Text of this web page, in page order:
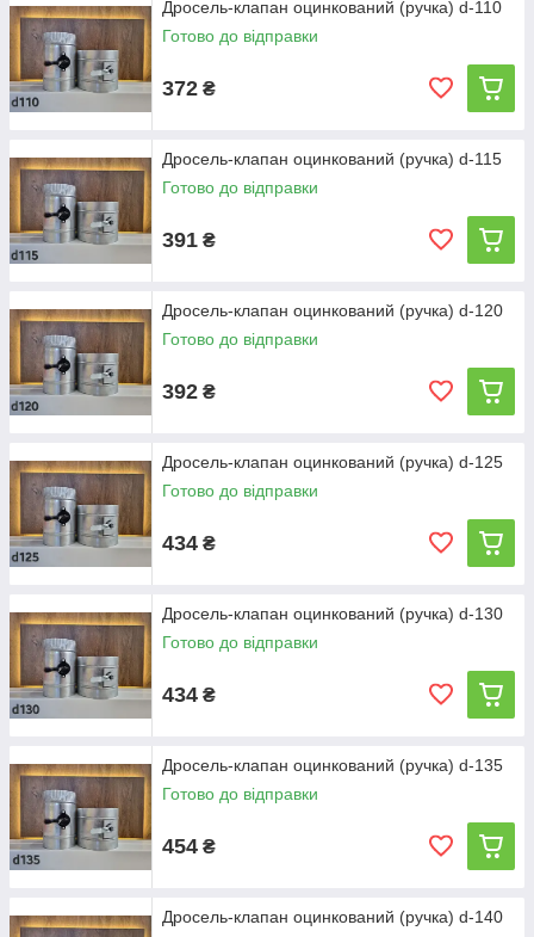
Дросель-клапан оцинкований (ручка) d-110
Готово до відправки
372 ₴
Дросель-клапан оцинкований (ручка) d-115
Готово до відправки
391 ₴
Дросель-клапан оцинкований (ручка) d-120
Готово до відправки
392 ₴
Дросель-клапан оцинкований (ручка) d-125
Готово до відправки
434 ₴
Дросель-клапан оцинкований (ручка) d-130
Готово до відправки
434 ₴
Дросель-клапан оцинкований (ручка) d-135
Готово до відправки
454 ₴
Дросель-клапан оцинкований (ручка) d-140